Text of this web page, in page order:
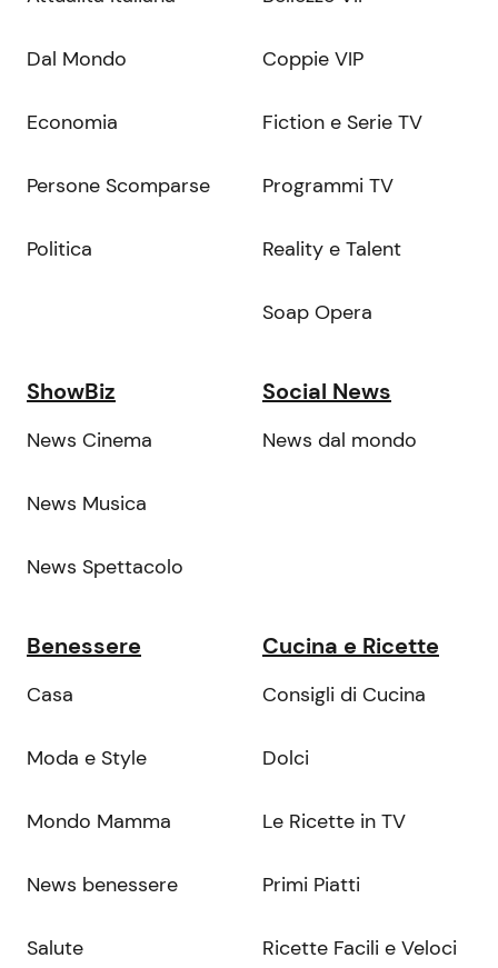
Dal Mondo
Economia
Persone Scomparse
Politica
Coppie VIP
Fiction e Serie TV
Programmi TV
Reality e Talent
Soap Opera
ShowBiz
News Cinema
News Musica
News Spettacolo
Social News
News dal mondo
Benessere
Casa
Moda e Style
Mondo Mamma
News benessere
Salute
Cucina e Ricette
Consigli di Cucina
Dolci
Le Ricette in TV
Primi Piatti
Ricette Facili e Veloci